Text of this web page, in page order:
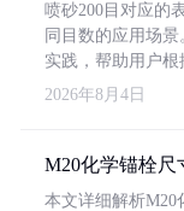
喷砂200目对应的
同目数的应用场
实践，帮助用户根
2026年8月4日
M20化学锚栓尺
本文详细解析M20